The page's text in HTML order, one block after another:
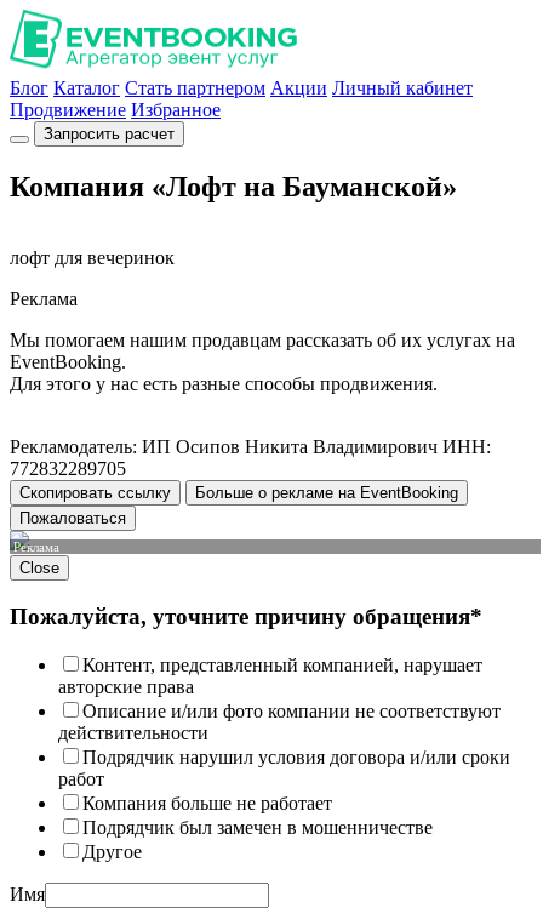
Блог Каталог Стать партнером Акции Личный кабинет
Продвижение Избранное
Запросить расчет
Компания «Лофт на Бауманской»
лофт для вечеринок
Реклама
Мы помогаем нашим продавцам рассказать об их услугах на
EventBooking.
Для этого у нас есть разные способы продвижения.
Рекламодатель: ИП Осипов Никита Владимирович ИНН:
772832289705
Скопировать ссылку
Больше о рекламе на EventBooking
Пожаловаться
Реклама
Close
Пожалуйста, уточните причину обращения*
Контент, представленный компанией, нарушает
авторские права
Описание и/или фото компании не соответствуют
действительности
Подрядчик нарушил условия договора и/или сроки
работ
Компания больше не работает
Подрядчик был замечен в мошенничестве
Другое
Имя